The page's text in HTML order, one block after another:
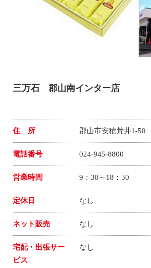
三万石 郡山南インター店
住 所 郡山市安積荒井1-50
電話番号 024-945-8800
営業時間 9：30～18：30
定休日 なし
ネット販売 なし
宅配・出張サー
ビス
なし